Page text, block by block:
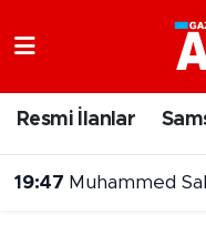
Resmi İlanlar
19:47 Muhammed